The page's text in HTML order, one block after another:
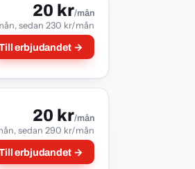
20 kr/mån
sedan 230 kr/mån
erbjudandet →
20 kr/mån
sedan 290 kr/mån
erbjudandet →